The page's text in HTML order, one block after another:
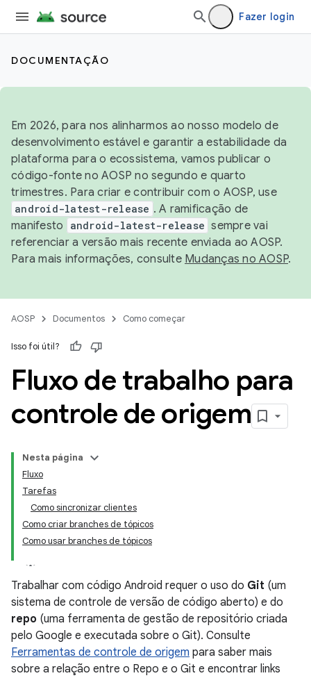
Fazer login
DOCUMENTAÇÃO
Em 2026, para nos alinharmos ao nosso modelo de
desenvolvimento estável e garantir a estabilidade da
plataforma para o ecossistema, vamos publicar o
código-fonte no AOSP no segundo e quarto
trimestres. Para criar e contribuir com o AOSP, use
android-latest-release . A ramificação de
manifesto
android-latest-release sempre vai
referenciar a versão mais recente enviada ao AOSP.
Para mais informações, consulte Mudanças no AOSP.
AOSP Documentos Como começar
Isso foi útil?
Fluxo de trabalho para
controle de origem
Nesta página
Fluxo
Tarefas
Como sincronizar clientes
Como criar branches de tópicos
Como usar branches de tópicos
Trabalhar com código Android requer o uso do Git (um
sistema de controle de versão de código aberto) e do
repo (uma ferramenta de gestão de repositório criada
pelo Google e executada sobre o Git). Consulte
Ferramentas de controle de origem para saber mais
sobre a relação entre o Repo e o Git e encontrar links